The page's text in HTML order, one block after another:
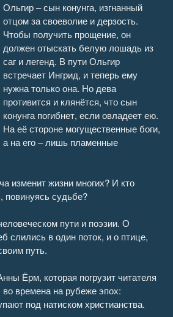
Ольгир – сын конунга, изгнанный
отцом за своеволие и дерзость.
Чтобы получить прощение, он
должен отыскать белую лошадь из
саг и легенд. В пути Ольгир
встречает Ингрид, и теперь ему
нужна только она. Но дева
противится и клянётся, что сын
конунга погибнет, если овладеет ею.
На её стороне могущественные боги,
а на его – лишь пламенные
изменит жизни многих? И кто
повинуясь судьбе?
пути и поэзии. О
слились в один поток, и о птице,
путь.
Ёрм, которая погрузит читателя
во времена на рубеже эпох:
под натиском христианства.